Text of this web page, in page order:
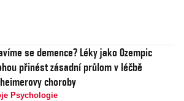
se demence? Léky jako Ozempic
přinést zásadní průlom v léčbě
choroby
Psychologie